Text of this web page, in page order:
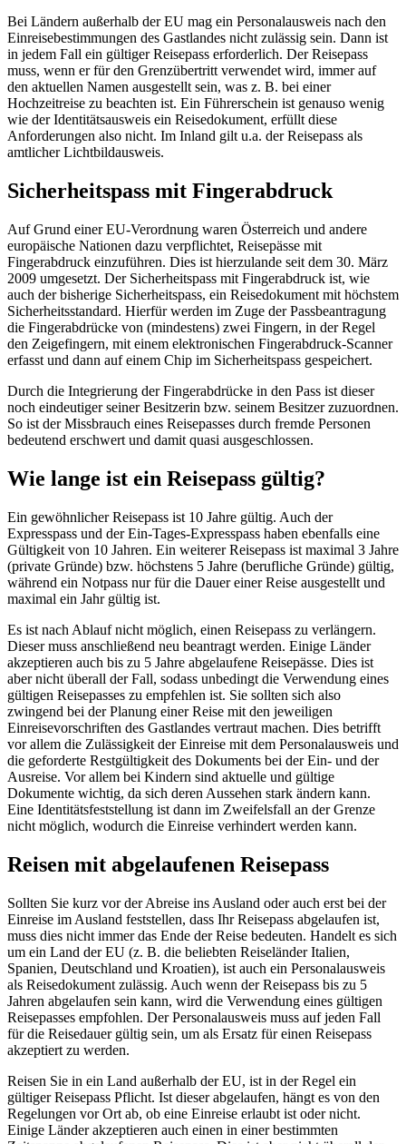
Bei Ländern außerhalb der EU mag ein Personalausweis nach den
Einreisebestimmungen des Gastlandes nicht zulässig sein. Dann ist
in jedem Fall ein gültiger Reisepass erforderlich. Der Reisepass
muss, wenn er für den Grenzübertritt verwendet wird, immer auf
den aktuellen Namen ausgestellt sein, was z. B. bei einer
Hochzeitreise zu beachten ist. Ein Führerschein ist genauso wenig
wie der Identitätsausweis ein Reisedokument, erfüllt diese
Anforderungen also nicht. Im Inland gilt u.a. der Reisepass als
amtlicher Lichtbildausweis.
Sicherheitspass mit Fingerabdruck
Auf Grund einer EU-Verordnung waren Österreich und andere
europäische Nationen dazu verpflichtet, Reisepässe mit
Fingerabdruck einzuführen. Dies ist hierzulande seit dem 30. März
2009 umgesetzt. Der Sicherheitspass mit Fingerabdruck ist, wie
auch der bisherige Sicherheitspass, ein Reisedokument mit höchstem
Sicherheitsstandard. Hierfür werden im Zuge der Passbeantragung
die Fingerabdrücke von (mindestens) zwei Fingern, in der Regel
den Zeigefingern, mit einem elektronischen Fingerabdruck-Scanner
erfasst und dann auf einem Chip im Sicherheitspass gespeichert.
Durch die Integrierung der Fingerabdrücke in den Pass ist dieser
noch eindeutiger seiner Besitzerin bzw. seinem Besitzer zuzuordnen.
So ist der Missbrauch eines Reisepasses durch fremde Personen
bedeutend erschwert und damit quasi ausgeschlossen.
Wie lange ist ein Reisepass gültig?
Ein gewöhnlicher Reisepass ist 10 Jahre gültig. Auch der
Expresspass und der Ein-Tages-Expresspass haben ebenfalls eine
Gültigkeit von 10 Jahren. Ein weiterer Reisepass ist maximal 3 Jahre
(private Gründe) bzw. höchstens 5 Jahre (berufliche Gründe) gültig,
während ein Notpass nur für die Dauer einer Reise ausgestellt und
maximal ein Jahr gültig ist.
Es ist nach Ablauf nicht möglich, einen Reisepass zu verlängern.
Dieser muss anschließend neu beantragt werden. Einige Länder
akzeptieren auch bis zu 5 Jahre abgelaufene Reisepässe. Dies ist
aber nicht überall der Fall, sodass unbedingt die Verwendung eines
gültigen Reisepasses zu empfehlen ist. Sie sollten sich also
zwingend bei der Planung einer Reise mit den jeweiligen
Einreisevorschriften des Gastlandes vertraut machen. Dies betrifft
vor allem die Zulässigkeit der Einreise mit dem Personalausweis und
die geforderte Restgültigkeit des Dokuments bei der Ein- und der
Ausreise. Vor allem bei Kindern sind aktuelle und gültige
Dokumente wichtig, da sich deren Aussehen stark ändern kann.
Eine Identitätsfeststellung ist dann im Zweifelsfall an der Grenze
nicht möglich, wodurch die Einreise verhindert werden kann.
Reisen mit abgelaufenen Reisepass
Sollten Sie kurz vor der Abreise ins Ausland oder auch erst bei der
Einreise im Ausland feststellen, dass Ihr Reisepass abgelaufen ist,
muss dies nicht immer das Ende der Reise bedeuten. Handelt es sich
um ein Land der EU (z. B. die beliebten Reiseländer Italien,
Spanien, Deutschland und Kroatien), ist auch ein Personalausweis
als Reisedokument zulässig. Auch wenn der Reisepass bis zu 5
Jahren abgelaufen sein kann, wird die Verwendung eines gültigen
Reisepasses empfohlen. Der Personalausweis muss auf jeden Fall
für die Reisedauer gültig sein, um als Ersatz für einen Reisepass
akzeptiert zu werden.
Reisen Sie in ein Land außerhalb der EU, ist in der Regel ein
gültiger Reisepass Pflicht. Ist dieser abgelaufen, hängt es von den
Regelungen vor Ort ab, ob eine Einreise erlaubt ist oder nicht.
Einige Länder akzeptieren auch einen in einer bestimmten